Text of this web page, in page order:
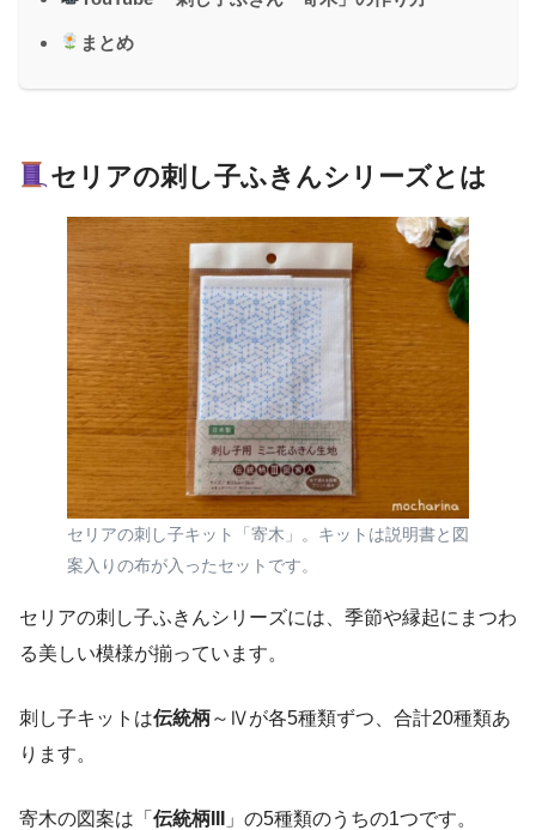
まとめ
セリアの刺し子ふきんシリーズとは
セリアの刺し子キット「寄木」。キットは説明書と図
案入りの布が入ったセットです。
セリアの刺し子ふきんシリーズには、季節や縁起にまつわ
る美しい模様が揃っています。
刺し子キットは伝統柄～Ⅳが各5種類ずつ、合計20種類あ
ります。
寄木の図案は「 伝統柄III 」の5種類のうちの1つです。